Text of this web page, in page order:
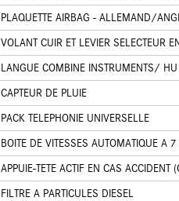
PLAQUETTE AIRBAG - ALLEMAND/
VOLANT CUIR ET LEVIER SELECTEUR
LANGUE COMBINE INSTRUMENTS/
CAPTEUR DE PLUIE
PACK TELEPHONIE UNIVERSELLE
BOITE DE VITESSES AUTOMATIQUE A 7
APPUIE-TETE ACTIF EN CAS ACCIDENT
FILTRE A PARTICULES DIESEL